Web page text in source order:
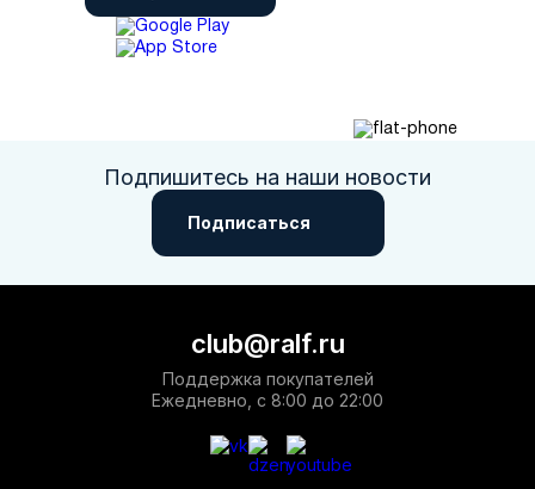
Подпишитесь на наши новости
Подписаться
club@ralf.ru
Поддержка покупателей
Ежедневно, с 8:00 до 22:00